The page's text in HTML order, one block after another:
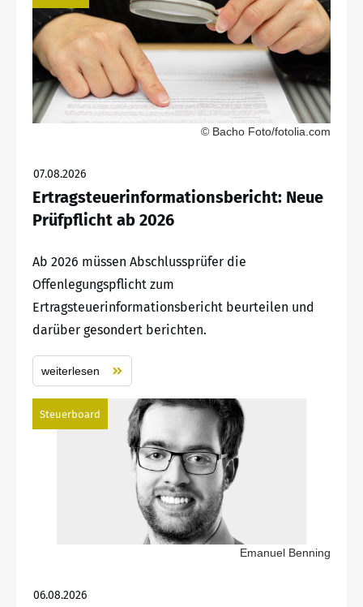
© Bacho Foto/fotolia.com
07.08.2026
Ertragsteuerinformationsbericht: Neue
Prüfpflicht ab 2026
Ab 2026 müssen Abschlussprüfer die
Offenlegungspflicht zum
Ertragsteuerinformationsbericht beurteilen und
darüber gesondert berichten.
weiterlesen
Steuerboard
Emanuel Benning
06.08.2026